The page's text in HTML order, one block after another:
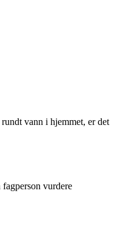
vann i hjemmet, er det
vurdere